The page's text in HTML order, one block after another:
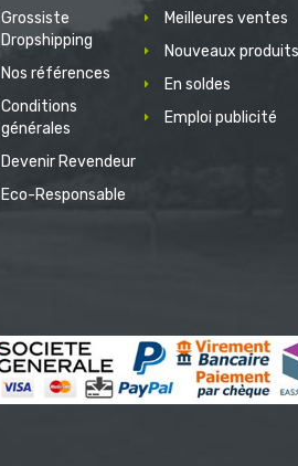
Grossiste
Dropshipping
Nos références
Conditions
générales
Devenir Revendeur
Eco-Responsable
Meilleures ventes
Nouveaux produits
En soldes
Emploi publicité